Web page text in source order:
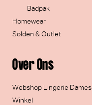
Over Ons
Webshop Lingerie Dames
Winkel
Badpak
Homewear
Solden & Outlet